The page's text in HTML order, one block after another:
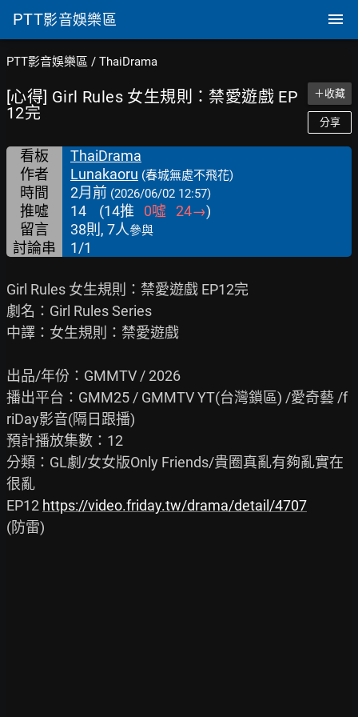
PTT影音娛樂區
PTT影音娛樂區 / ThaiDrama
[心得] Girl Rules 女生規則：禁愛遊戲 EP
12完
＋收藏
分享
看板
ThaiDrama
作者
Lunakaoru (春城無處不飛花)
時間 2月前 (2026/06/02 12:57)
推噓 14 (14推 0噓 24→)
留言
38則, 7人參與
討論串 1/1
Girl Rules 女生規則：禁愛遊戲 EP12完
劇名：Girl Rules Series
中譯：女生規則：禁愛遊戲
出品/年份：GMMTV / 2026
播出平台：GMM25 / GMMTV YT(台灣鎖區) /愛奇藝 /f
riDay影音(隔日跟播)
預計播放集數：12
分類：GL劇/女女版Only Friends/貴圈真亂有夠亂實在
很亂
EP12 https://video.friday.tw/drama/detail/4707
(防雷)